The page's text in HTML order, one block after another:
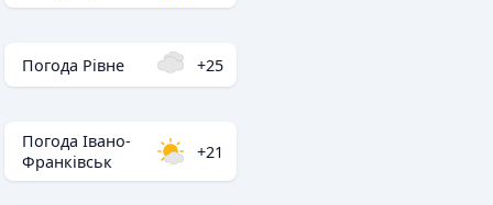
Погода Рівне +25
Погода Івано-
Франківськ
+21